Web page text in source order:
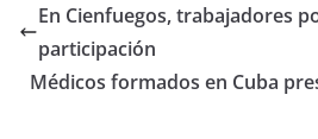
En Cienfuegos, trabajadores
participación
Médicos formados en Cuba